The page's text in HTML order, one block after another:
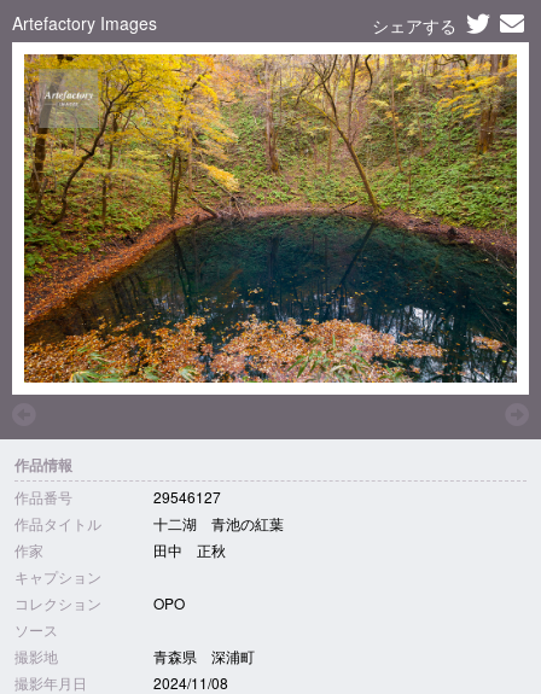
Artefactory Images シェアする
作品情報
作品番号
29546127
作品タイトル
十二湖 青池の紅葉
作家
田中 正秋
キャプション
コレクション
OPO
ソース
撮影地
青森県 深浦町
撮影年月日
2024/11/08